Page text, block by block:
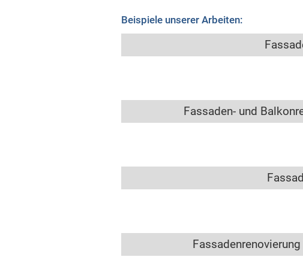
Beispiele unserer Arbeiten:
Fassaden- und